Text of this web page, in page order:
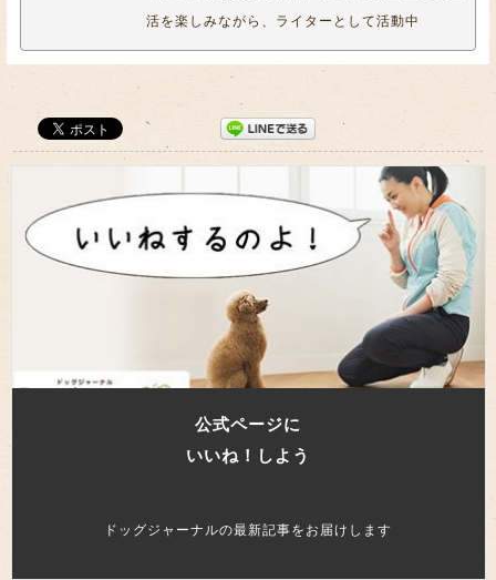
活を楽しみながら、ライターとして活動中
公式ページに
いいね！しよう
ドッグジャーナルの最新記事をお届けします